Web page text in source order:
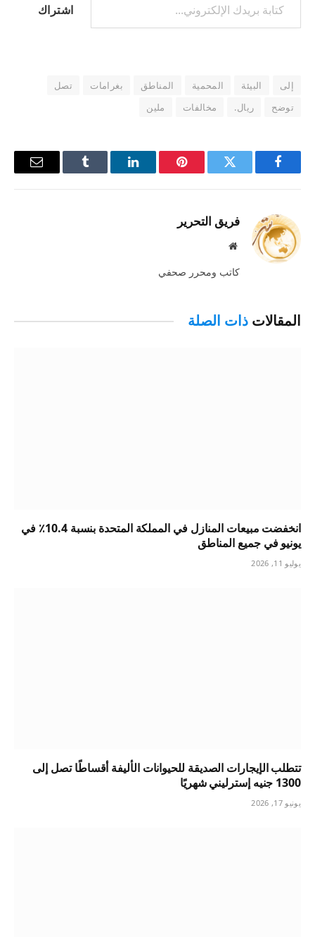
اشتراك
إلى البيئة المحمية المناطق بغرامات
تصل
توضح
ريال. مخالفات ملين
فيسبوك تويتر بينتيريستلينكدإن Tumblr
البريد
فريق التحرير
موقع
كاتب ومحرر صحفي
المقالات ذات الصلة
انخفضت مبيعات المنازل في المملكة المتحدة بنسبة 10.4٪ في
يونيو في جميع المناطق
يوليو 11, 2026
تتطلب الإيجارات الصديقة للحيوانات الأليفة أقساطًا تصل إلى
1300 جنيه إسترليني شهريًا
يونيو 17, 2026